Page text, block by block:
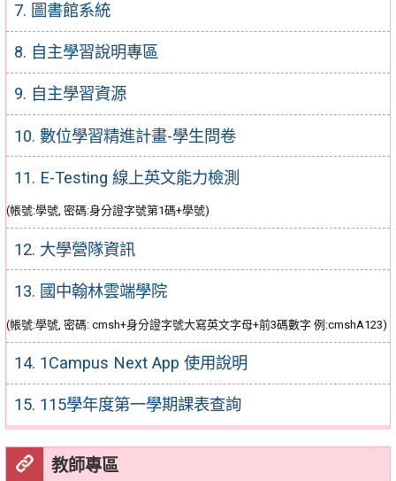
7. 圖書館系統
8. 自主學習說明專區
9. 自主學習資源
10. 數位學習精進計畫-學生問卷
11. E-Testing 線上英文能力檢測
(帳號:學號, 密碼:身分證字號第1碼+學號)
12. 大學營隊資訊
13. 國中翰林雲端學院
(帳號:學號, 密碼: cmsh+身分證字號大寫英文字母+前3碼數字 例:cmshA123)
14. 1Campus Next App 使用說明
15. 115學年度第一學期課表查詢
教師專區